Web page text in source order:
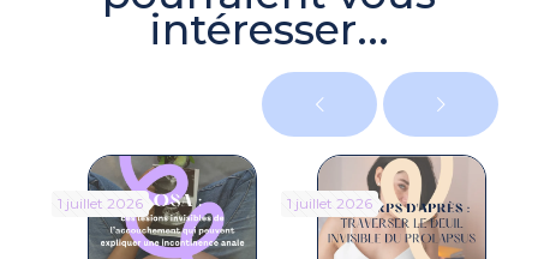
intéresser...
1 juillet 2026 1 juillet 2026